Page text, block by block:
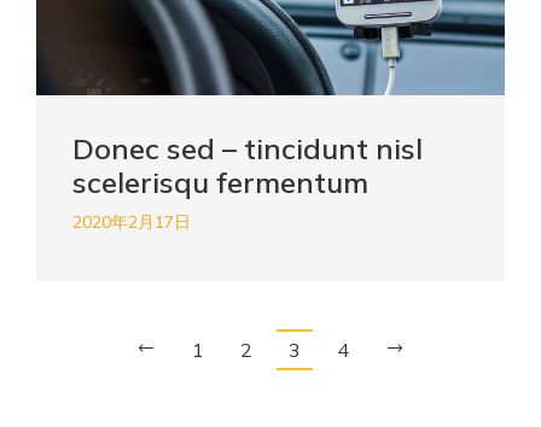
Donec sed – tincidunt nisl
scelerisqu fermentum
2020年2月17日
1 2 3 4